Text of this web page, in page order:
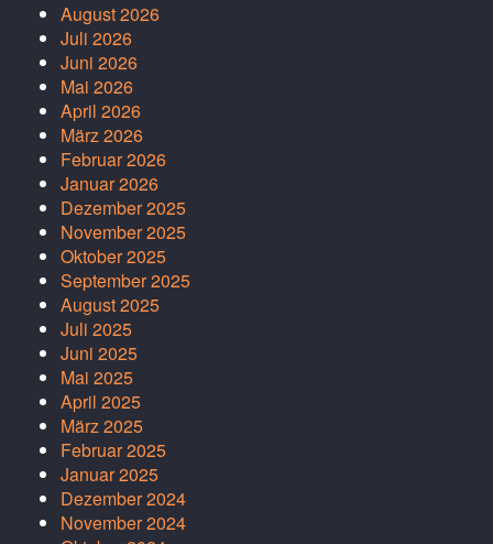
August 2026
Juli 2026
Juni 2026
Mai 2026
April 2026
März 2026
Februar 2026
Januar 2026
Dezember 2025
November 2025
Oktober 2025
September 2025
August 2025
Juli 2025
Juni 2025
Mai 2025
April 2025
März 2025
Februar 2025
Januar 2025
Dezember 2024
November 2024